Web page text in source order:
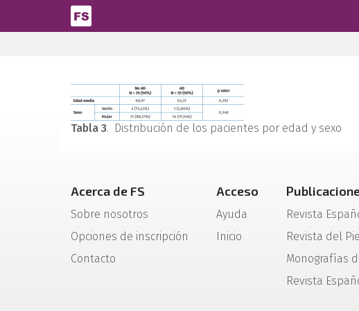
Pasar al contenido principal
Tabla 3. Distribución de los pacientes por edad y sexo
Acerca de FS
Sobre nosotros
Opciones de inscripción
Contacto
Acceso
Ayuda
Inicio
Revista
Revista del
Monografías
Revista